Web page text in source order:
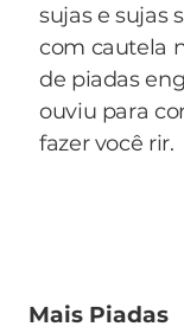
sujas e sujas
com cautela
de piadas
ouviu para
fazer você rir.
Mais Piadas